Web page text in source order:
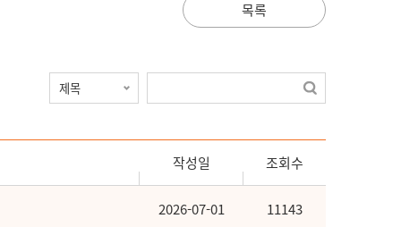
목록
작성일 조회수
2026-07-01 11143